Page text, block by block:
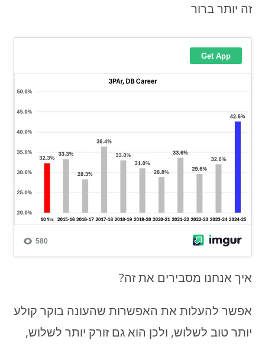
זה יותר ברור
איך אנחנו מסבירים את זה?
אפשר להעלות את האפשרות שהעונה בוקר קולע
יותר טוב לשלוש, ולכן הוא גם זורק יותר לשלוש,